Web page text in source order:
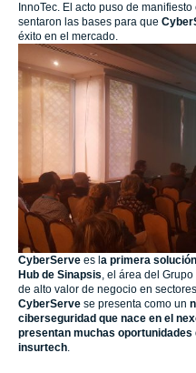
InnoTec. El acto puso de
sentaron las bases para que
éxito en el mercado.
CyberServe es la primera
Hub de Sinapsis, el área del
de alto valor de negocio en
CyberServe se presenta como un
ciberseguridad que nace en el
presentan muchas
insurtech.